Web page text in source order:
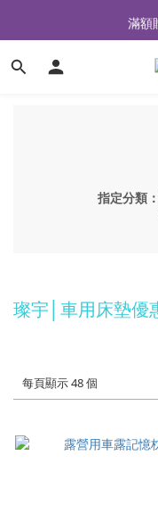
全品牌滿滿額
全品牌滿
指定分類
璨宇│車用床墊優
每頁顯示 48 個